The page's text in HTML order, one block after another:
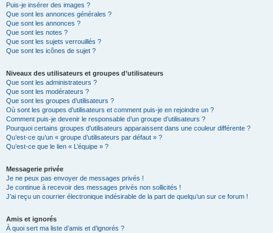
Puis-je insérer des images ?
Que sont les annonces générales ?
Que sont les annonces ?
Que sont les notes ?
Que sont les sujets verrouillés ?
Que sont les icônes de sujet ?
Niveaux des utilisateurs et groupes d’utilisateurs
Que sont les administrateurs ?
Que sont les modérateurs ?
Que sont les groupes d’utilisateurs ?
Où sont les groupes d’utilisateurs et comment puis-je en rejoindre un ?
Comment puis-je devenir le responsable d’un groupe d’utilisateurs ?
Pourquoi certains groupes d’utilisateurs apparaissent dans une couleur différente ?
Qu’est-ce qu’un « groupe d’utilisateurs par défaut » ?
Qu’est-ce que le lien « L’équipe » ?
Messagerie privée
Je ne peux pas envoyer de messages privés !
Je continue à recevoir des messages privés non sollicités !
J’ai reçu un courrier électronique indésirable de la part de quelqu’un sur ce forum !
Amis et ignorés
À quoi sert ma liste d’amis et d’ignorés ?